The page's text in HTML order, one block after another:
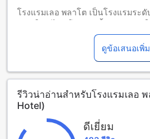
โปรดทราบว่า เมื่อจองห้องพักมากกว่
นโยบายที่แตกต่างหรือเงื่อนไขเพิ่มเติ
โรงแรมเลอ พลาโต เป็นโรงแรมระดั
กิโลเมตรเท่านั้น ทำให้คุณสามารถเดิ
หลายแห่งได้อย่างสะดวกสบาย
โรงแรมเลอ พลาโตมีจำนวนห้องพัก
สบายและอบอุ่น ทุกห้องพักได้รับการ
อำนวยความสะดวกที่คุณต้องการ เช่
ปรับอากาศ, ตู้เย็น และอื่นๆ อีกมากม
โรงแรมเลอ พลาโตยังมีนโยบายเด็ก
เด็กอายุ 2-8 ปีเข้าพักฟรี ทำให้ครอบ
เพลิดเพลินกับการเดินทางไปเชียงให
ดูข้อเสนอเพิ่
รีวิวน่าอ่านสำหรับโรงแรมเลอ
Hotel)
ดีเยี่ยม